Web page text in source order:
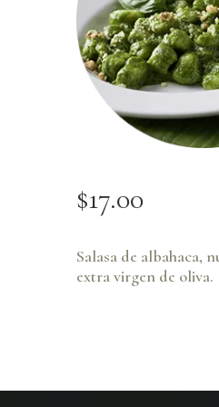
$17.00
Salasa de albahaca,
extra virgen de oliva.